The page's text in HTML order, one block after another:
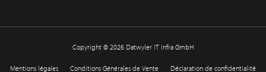
Copyright © 2026 Datwyler IT Infra GmbH
Mentions légales Conditions Générales de Vente Déclaration de confidentialité